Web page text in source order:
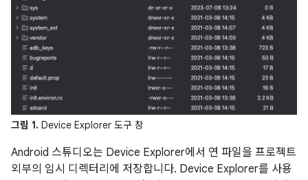
그림 1. Device Explorer 도구 창
Android 스튜디오는 Device Explorer에서 연 파일을 프로젝트
외부의 임시 디렉터리에 저장합니다. Device Explorer를 사용